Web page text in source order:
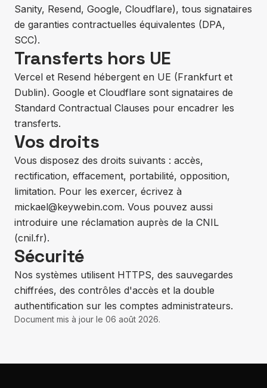
Sanity, Resend, Google, Cloudflare), tous signataires
de garanties contractuelles équivalentes (DPA,
SCC).
Transferts hors UE
Vercel et Resend hébergent en UE (Frankfurt et
Dublin). Google et Cloudflare sont signataires de
Standard Contractual Clauses pour encadrer les
transferts.
Vos droits
Vous disposez des droits suivants : accès,
rectification, effacement, portabilité, opposition,
limitation. Pour les exercer, écrivez à
mickael@keywebin.com. Vous pouvez aussi
introduire une réclamation auprès de la CNIL
(cnil.fr).
Sécurité
Nos systèmes utilisent HTTPS, des sauvegardes
chiffrées, des contrôles d'accès et la double
authentification sur les comptes administrateurs.
Document mis à jour le 06 août 2026.